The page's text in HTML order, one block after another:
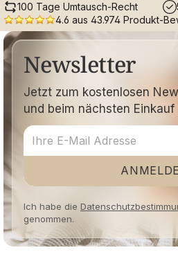
100 Tage Umtausch-Recht
4.6 aus 43.974 Produkt-
Newsletter
Jetzt zum kostenlosen
und beim nächsten Einkauf
Ich habe die
genommen.